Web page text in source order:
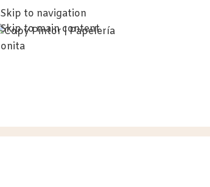
Skip to navigation
Skip to main content